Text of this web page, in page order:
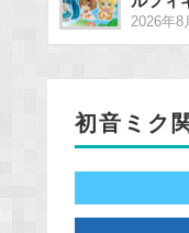
2026年8
初音ミク